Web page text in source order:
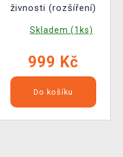
živnosti (rozšíření)
Skladem (1ks)
999 Kč
Do košíku